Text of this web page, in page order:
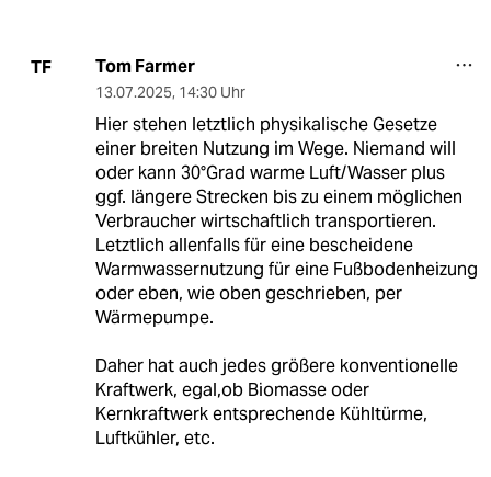
TF Tom Farmer
13.07.2025, 14:30 Uhr
Hier stehen letztlich physikalische Gesetze
einer breiten Nutzung im Wege. Niemand will
oder kann 30°Grad warme Luft/Wasser plus
ggf. längere Strecken bis zu einem möglichen
Verbraucher wirtschaftlich transportieren.
Letztlich allenfalls für eine bescheidene
Warmwassernutzung für eine Fußbodenheizung
oder eben, wie oben geschrieben, per
Wärmepumpe.
Daher hat auch jedes größere konventionelle
Kraftwerk, egal,ob Biomasse oder
Kernkraftwerk entsprechende Kühltürme,
Luftkühler, etc.